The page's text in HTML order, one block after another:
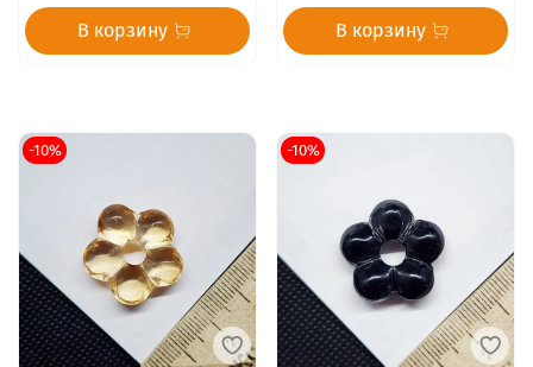
В корзину В корзину
-10% -10%